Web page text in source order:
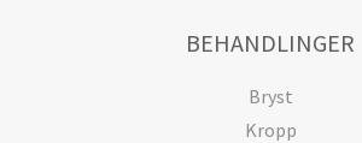
BEHANDLINGER
Bryst
Kropp